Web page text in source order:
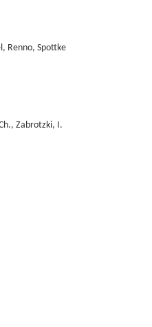
Renno, Spottke
Zabrotzki, I.